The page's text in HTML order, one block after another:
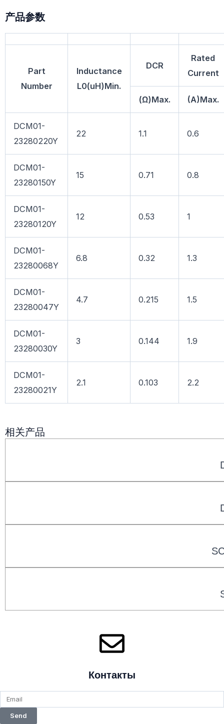
产品参数
Part
Number
Inductance
L0(uH)Min.
DCR
Rated
Current
(Ω)Max. (A)Max.
DCM01-
23280220Y
22 1.1 0.6
DCM01-
23280150Y
15 0.71 0.8
DCM01-
23280120Y
12 0.53 1
DCM01-
23280068Y
6.8 0.32 1.3
DCM01-
23280047Y
4.7 0.215 1.5
DCM01-
23280030Y
3 0.144 1.9
DCM01-
23280021Y
2.1 0.103 2.2
相关产品
Контакты
Send